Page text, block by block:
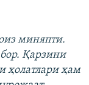
миняпти.
Қарзини
ҳолатлари ҳам